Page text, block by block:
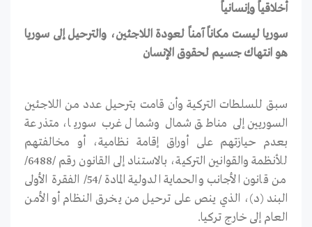
أخلاقياً وإنسانياً
سوريا ليست مكاناً آمناً لعودة اللاجئين، والترحيل إلى سوريا
هو انتهاك جسيم لحقوق الإنسان
سبق للسلطات التركية وأن قامت بترحيل عدد من اللاجئين
السوريين إلى مناطق شمال وشمال غرب سوريا، متذرعة
بعدم حيازتهم على أوراق إقامة نظامية، أو مخالفتهم
للأنظمة والقوانين التركية، بالاستناد إلى القانون رقم /6488/
من قانون الأجانب والحماية الدولية المادة /54/ الفقرة الأولى
البند (د)، الذي ينص على ترحيل من يخرق النظام أو الأمن
العام إلى خارج تركيا.